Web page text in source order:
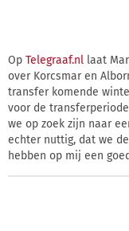
Op Telegraaf.nl laat
over Korcsmar en
transfer komende
voor de
we op zoek zijn naar
echter nuttig, dat we
hebben op mij een